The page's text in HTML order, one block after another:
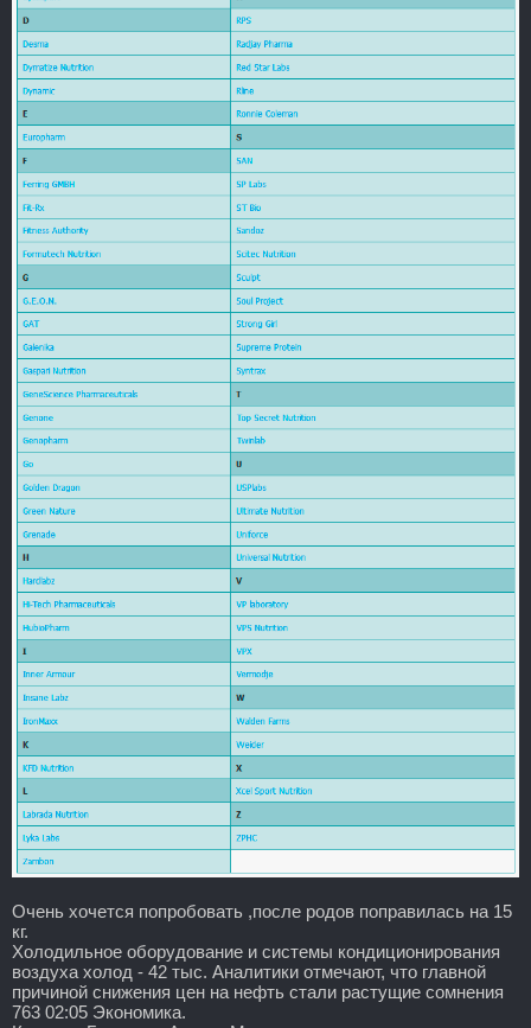
Очень хочется попробовать ,после родов поправилась на 15
кг.
Холодильное оборудование и системы кондиционирования
воздуха холод - 42 тыс. Аналитики отмечают, что главной
причиной снижения цен на нефть стали растущие сомнения
763 02:05 Экономика.